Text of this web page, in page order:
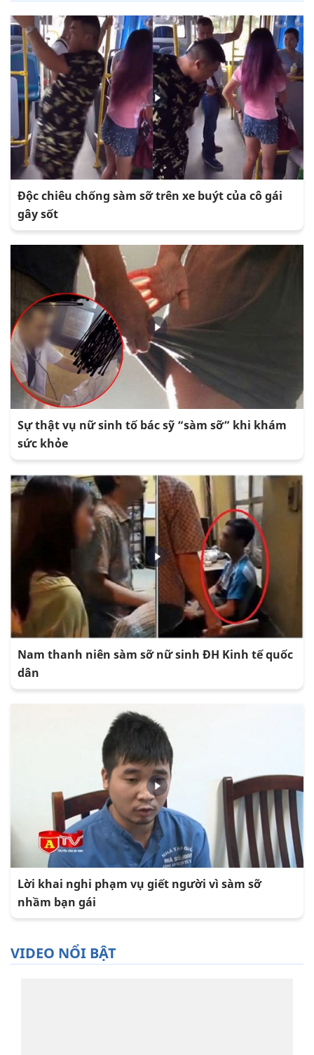
Độc chiêu chống sàm sỡ trên xe buýt của cô gái
gây sốt
Sự thật vụ nữ sinh tố bác sỹ “sàm sỡ” khi khám
sức khỏe
Nam thanh niên sàm sỡ nữ sinh ĐH Kinh tế quốc
dân
Lời khai nghi phạm vụ giết người vì sàm sỡ
nhầm bạn gái
VIDEO NỔI BẬT